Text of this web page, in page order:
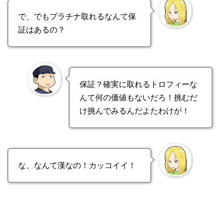
で、でもプラチナ取れるなんて保
証はあるの？
保証？確実に取れるトロフィーな
んて何の価値もないだろ！挑むだ
け挑んでみるんだよたわけが！
な、なんて漢なの！カッコイイ！